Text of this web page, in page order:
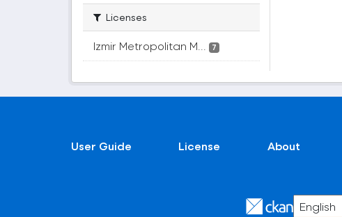
Licenses
Izmir Metropolitan M... 7
User Guide License About